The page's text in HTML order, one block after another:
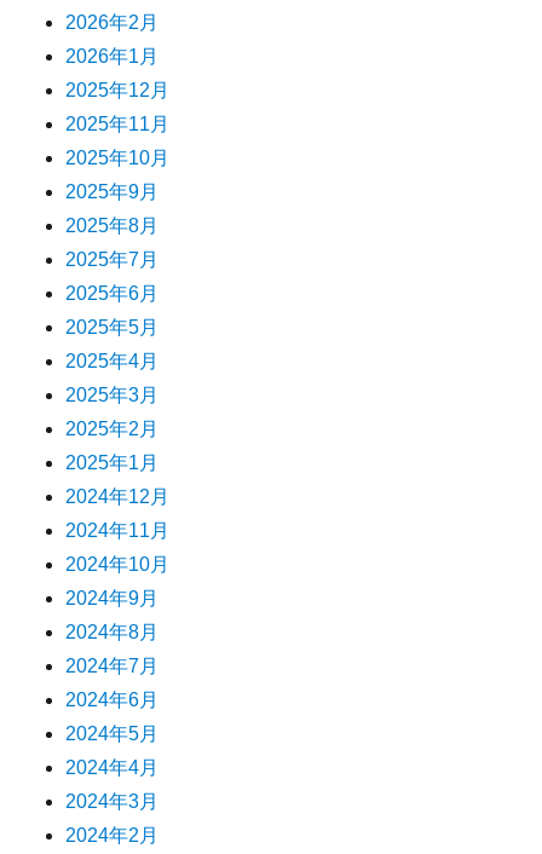
2026年2月
2026年1月
2025年12月
2025年11月
2025年10月
2025年9月
2025年8月
2025年7月
2025年6月
2025年5月
2025年4月
2025年3月
2025年2月
2025年1月
2024年12月
2024年11月
2024年10月
2024年9月
2024年8月
2024年7月
2024年6月
2024年5月
2024年4月
2024年3月
2024年2月